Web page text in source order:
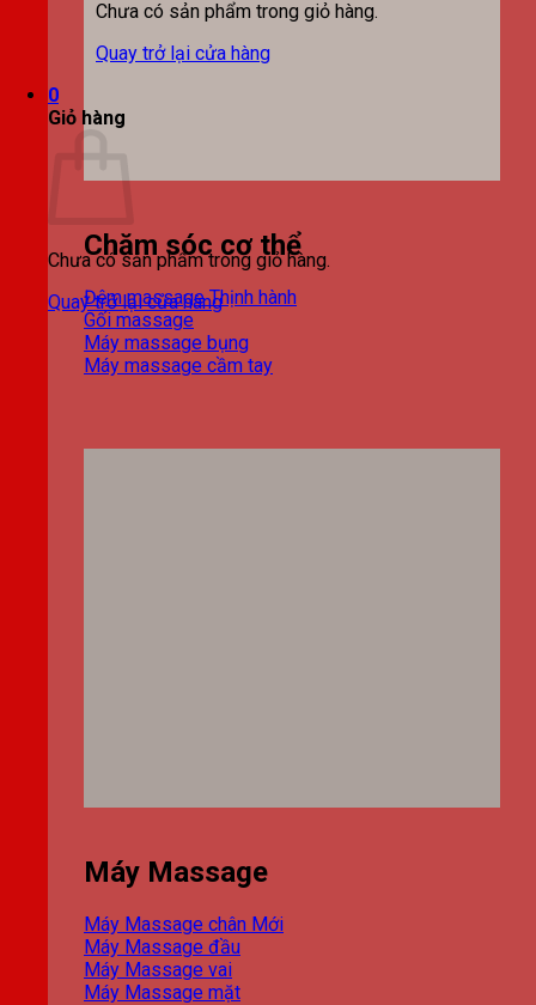
Chưa có sản phẩm trong giỏ hàng.
Quay trở lại cửa hàng
0
Giỏ hàng
Chưa có sản phẩm trong giỏ hàng.
Quay trở lại cửa hàng
Chăm sóc cơ thể
Đệm massage
Gối massage
Máy massage bụng
Máy massage cầm tay
Máy Massage
Máy Massage chân
Máy Massage đầu
Máy Massage vai
Máy Massage mặt